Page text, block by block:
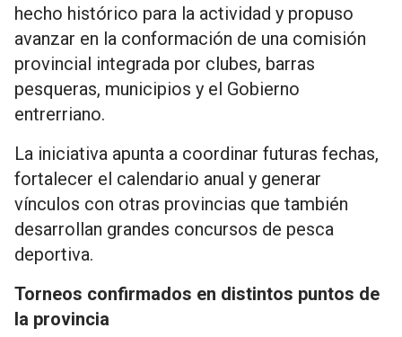
hecho histórico para la actividad y propuso
avanzar en la conformación de una comisión
provincial integrada por clubes, barras
pesqueras, municipios y el Gobierno
entrerriano.
La iniciativa apunta a coordinar futuras fechas,
fortalecer el calendario anual y generar
vínculos con otras provincias que también
desarrollan grandes concursos de pesca
deportiva.
Torneos confirmados en distintos puntos de
la provincia